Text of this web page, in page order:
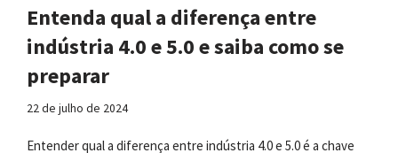
Entenda qual a diferença entre
indústria 4.0 e 5.0 e saiba como se
preparar
22 de julho de 2024
Entender qual a diferença entre indústria 4.0 e 5.0 é a chave